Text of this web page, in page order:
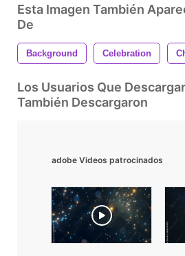
Esta Imagen También
De
Background Celebration
Los Usuarios Que
También Descargaron
adobe Videos patrocinados